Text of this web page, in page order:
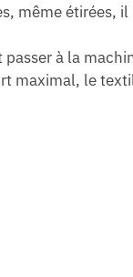
même étirées, il
à la
maximal, le